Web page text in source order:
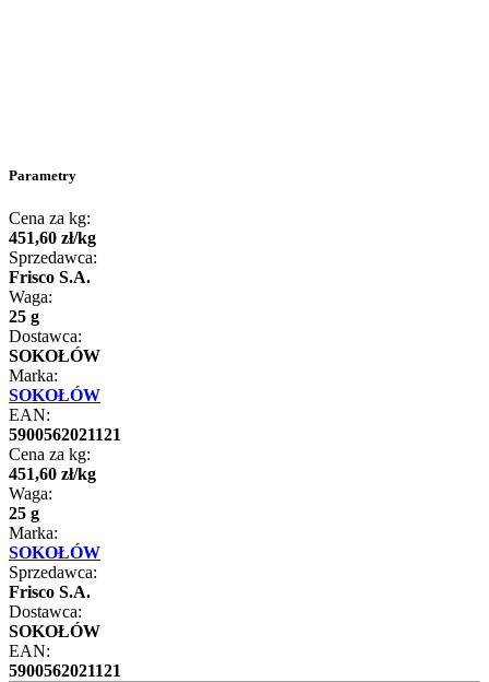
Parametry
Cena za kg:
451,60 zł/kg
Sprzedawca:
Frisco S.A.
Waga:
25 g
Dostawca:
SOKOŁÓW
Marka:
SOKOŁÓW
EAN:
5900562021121
Cena za kg:
451,60 zł/kg
Waga:
25 g
Marka:
SOKOŁÓW
Sprzedawca:
Frisco S.A.
Dostawca:
SOKOŁÓW
EAN:
5900562021121